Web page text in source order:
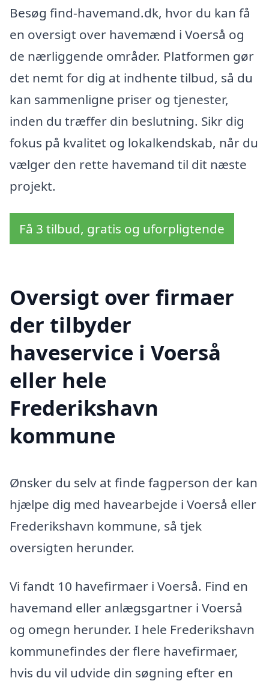
Besøg find-havemand.dk, hvor du kan få
en oversigt over havemænd i Voerså og
de nærliggende områder. Platformen gør
det nemt for dig at indhente tilbud, så du
kan sammenligne priser og tjenester,
inden du træffer din beslutning. Sikr dig
fokus på kvalitet og lokalkendskab, når du
vælger den rette havemand til dit næste
projekt.
Få 3 tilbud, gratis og uforpligtende
Oversigt over firmaer
der tilbyder
haveservice i Voerså
eller hele
Frederikshavn
kommune
Ønsker du selv at finde fagperson der kan
hjælpe dig med havearbejde i Voerså eller
Frederikshavn kommune, så tjek
oversigten herunder.
Vi fandt 10 havefirmaer i Voerså. Find en
havemand eller anlægsgartner i Voerså
og omegn herunder. I hele Frederikshavn
kommunefindes der flere havefirmaer,
hvis du vil udvide din søgning efter en